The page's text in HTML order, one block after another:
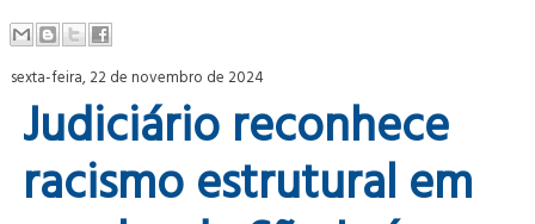
sexta-feira, 22 de novembro de 2024
Judiciário reconhece
racismo estrutural em